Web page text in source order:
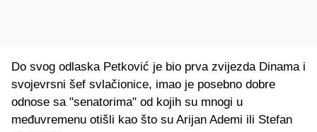
Do svog odlaska Petković je bio prva zvijezda Dinama i
svojevrsni šef svlačionice, imao je posebno dobre
odnose sa "senatorima" od kojih su mnogi u
međuvremenu otišli kao što su Arijan Ademi ili Stefan